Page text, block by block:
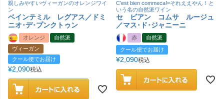
親しみやすいヴィーガンのオレンジワイ
ン
ベインテミル レグアス／ドミ
ニオ･デ･プンクトゥン
オレンジ
自然派
ヴィーガン
クール便でお届け
¥2,090税込
C'est bien commeca!=それええやん！と
いう名の自然派ワイン
セ ビアン コムサ ルージュ
／マス･ド･ジャニーニ
赤
自然派
クール便でお届け
¥2,090税込